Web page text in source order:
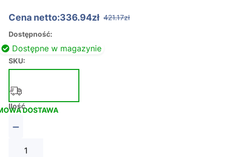
Cena netto:336.94zł 421.17zł
Dostępność:
Dostępne w magazynie
SKU:
DOSTAWA
Ilość
−